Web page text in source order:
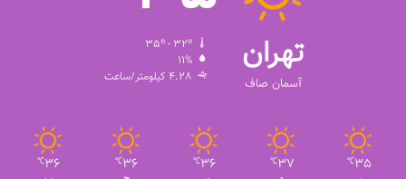
تهران
آسمان صاف
11%
4.28 کیلومتر/ساعت
35
℃
37
℃
36
℃
36
℃
36
℃